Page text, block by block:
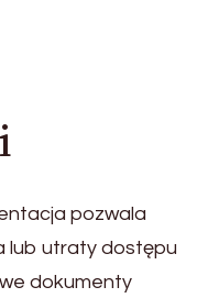
pozwala
lub utraty dostępu
dokumenty